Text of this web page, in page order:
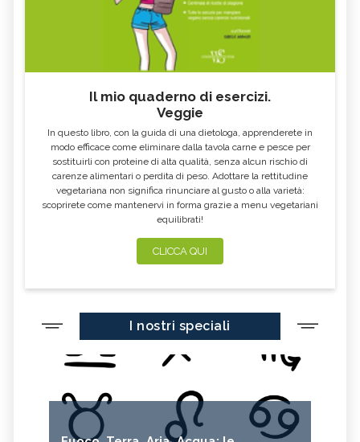
Il mio quaderno di esercizi.
Veggie
In questo libro, con la guida di una dietologa, apprenderete in
modo efficace come eliminare dalla tavola carne e pesce per
sostituirli con proteine di alta qualità, senza alcun rischio di
carenze alimentari o perdita di peso. Adottare la rettitudine
vegetariana non significa rinunciare al gusto o alla varietà:
scoprirete come mantenervi in forma grazie a menu vegetariani
equilibrati!
CLICCA QUI
I nostri speciali